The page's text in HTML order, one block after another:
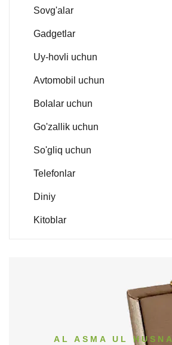
Sovg'alar
Gadgetlar
Uy-hovli uchun
Avtomobil uchun
Bolalar uchun
Go'zallik uchun
So'gliq uchun
Telefonlar
Diniy
Kitoblar
AL ASMA UL HUSNA